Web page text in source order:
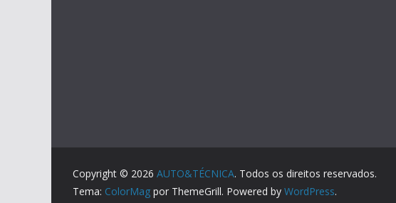
Copyright © 2026 AUTO&TÉCNICA. Todos os direitos reservados.
Tema: ColorMag por ThemeGrill. Powered by WordPress.